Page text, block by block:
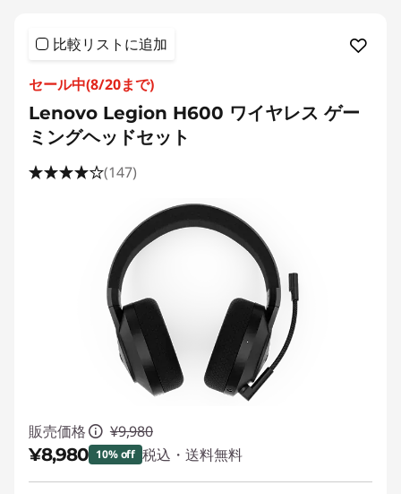
比較リストに追加
セール中(8/20まで)
Lenovo Legion H600 ワイヤレス ゲー
ミングヘッドセット
(147)
販売価格 ¥9,980
¥8,980 10% off 税込・送料無料
特別割引 :-¥1,000